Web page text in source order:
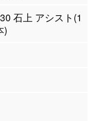
石上 アシスト(1
)